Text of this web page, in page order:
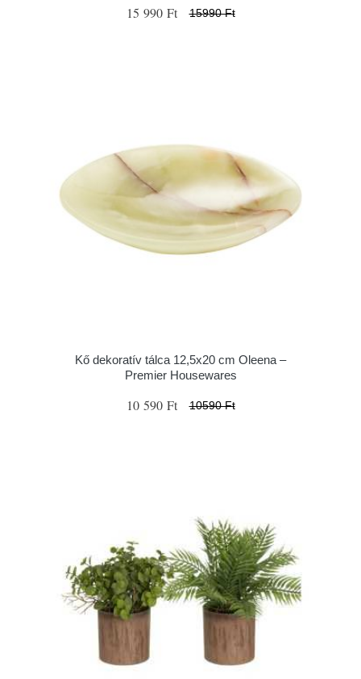
15 990 Ft 15990 Ft
Kő dekoratív tálca 12,5x20 cm Oleena –
Premier Housewares
10 590 Ft 10590 Ft